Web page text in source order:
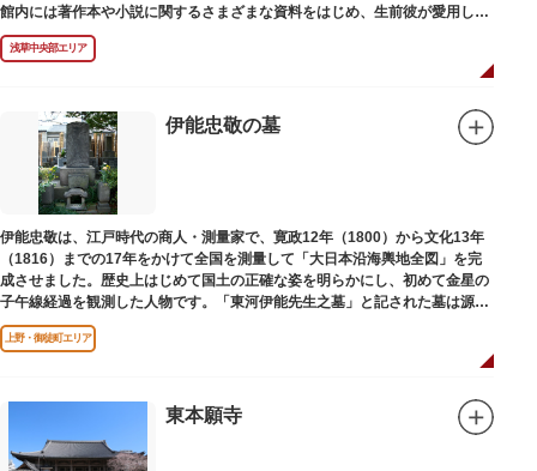
館内には著作本や小説に関するさまざまな資料をはじめ、生前彼が愛用して
いた万年筆やパイプ、帽子などが展示されています。書斎も復元されてお
り、池波正太郎をより身近に感じられるスポットです。また「池波グッズ」
とよばれる、作品の舞台を紹介した古地図やポストカード、扇子など様々な
浅草中央部エリア
伊能忠敬の墓
伊能忠敬は、江戸時代の商人・測量家で、寛政12年（1800）から文化13年
（1816）までの17年をかけて全国を測量して「大日本沿海輿地全図」を完
成させました。歴史上はじめて国土の正確な姿を明らかにし、初めて金星の
子午線経過を観測した人物です。「東河伊能先生之墓」と記された墓は源空
寺（げんくうじ）にあります。
上野・御徒町エリア
東本願寺